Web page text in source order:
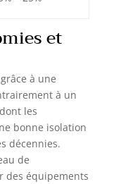
et
à une
à un
les
bonne isolation
décennies.
de
des équipements